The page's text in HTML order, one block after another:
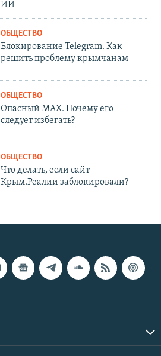
ИИ
ОБЩЕСТВО
Блокирование Telegram. Как
решить проблему крымчанам
ОБЩЕСТВО
Опасный MAX. Почему его
следует избегать?
ОБЩЕСТВО
Что делать, если сайт
Крым.Реалии заблокировали?